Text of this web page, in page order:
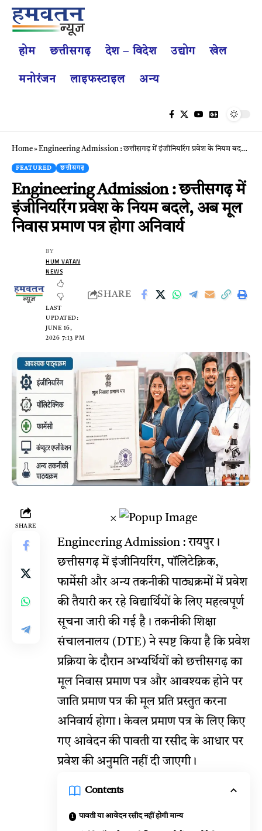
होम छत्तीसगढ़ देश – विदेश उद्योग खेल
मनोरंजन लाइफस्टाइल अन्य
Home» Engineering Admission : छत्तीसगढ़ में इंजीनियरिंग प्रवेश के नियम बदले, अब मूल निवास प्रमाण पत्र होगा अनिवार्य
FEATURED छत्तीसगढ़
Engineering Admission : छत्तीसगढ़ में
इंजीनियरिंग प्रवेश के नियम बदले, अब मूल
निवास प्रमाण पत्र होगा अनिवार्य
LAST
UPDATED:
JUNE 16,
2026 7:13 PM
BY
HUM VATAN
NEWS
SHARE
SHARE
×
Engineering Admission : रायपुर।
छत्तीसगढ़ में इंजीनियरिंग, पॉलिटेक्निक,
फार्मेसी और अन्य तकनीकी पाठ्यक्रमों में प्रवेश
की तैयारी कर रहे विद्यार्थियों के लिए महत्वपूर्ण
सूचना जारी की गई है। तकनीकी शिक्षा
संचालनालय (DTE) ने स्पष्ट किया है कि प्रवेश
प्रक्रिया के दौरान अभ्यर्थियों को छत्तीसगढ़ का
मूल निवास प्रमाण पत्र और आवश्यक होने पर
जाति प्रमाण पत्र की मूल प्रति प्रस्तुत करना
अनिवार्य होगा। केवल प्रमाण पत्र के लिए किए
गए आवेदन की पावती या रसीद के आधार पर
प्रवेश की अनुमति नहीं दी जाएगी।
Contents
पावती या आवेदन रसीद नहीं होगी मान्य